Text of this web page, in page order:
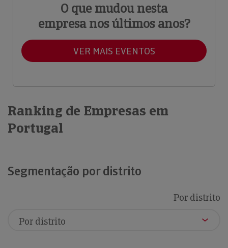
O que mudou nesta
empresa nos últimos anos?
VER MAIS EVENTOS
Ranking de Empresas em
Portugal
Segmentação por distrito
Por distrito